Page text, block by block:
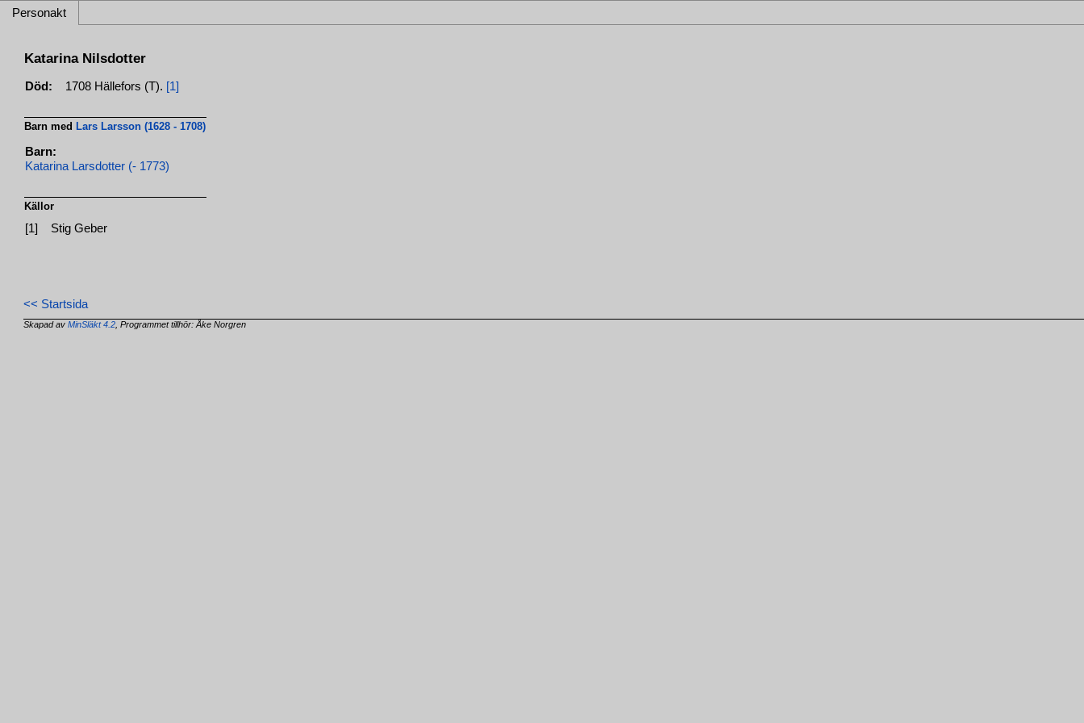
Personakt
Katarina Nilsdotter
Död: 1708 Hällefors (T). [1]
Barn med Lars Larsson (1628 - 1708)
Barn:
Katarina Larsdotter (- 1773)
Källor
[1] Stig Geber
<< Startsida
Skapad avMinSläkt 4.2 , Programmet tillhör: Åke Norgren